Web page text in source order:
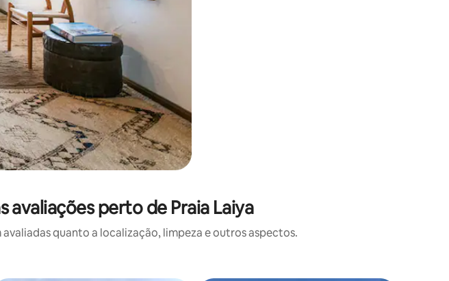
perto de Praia Laiya
quanto a localização, limpeza e outros aspectos.